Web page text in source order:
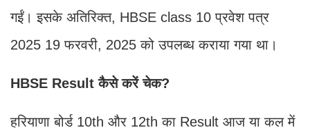
गईं। इसके अतिरिक्त, HBSE class 10 प्रवेश पत्र
2025 19 फरवरी, 2025 को उपलब्ध कराया गया था।
HBSE Result कैसे करें चेक?
हरियाणा बोर्ड 10th और 12th का Result आज या कल में